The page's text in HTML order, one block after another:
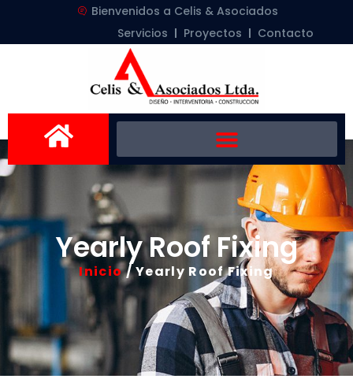
Bienvenidos a Celis & Asociados
Servicios
Proyectos Contacto
Yearly Roof Fixing
Inicio/ Yearly Roof Fixing